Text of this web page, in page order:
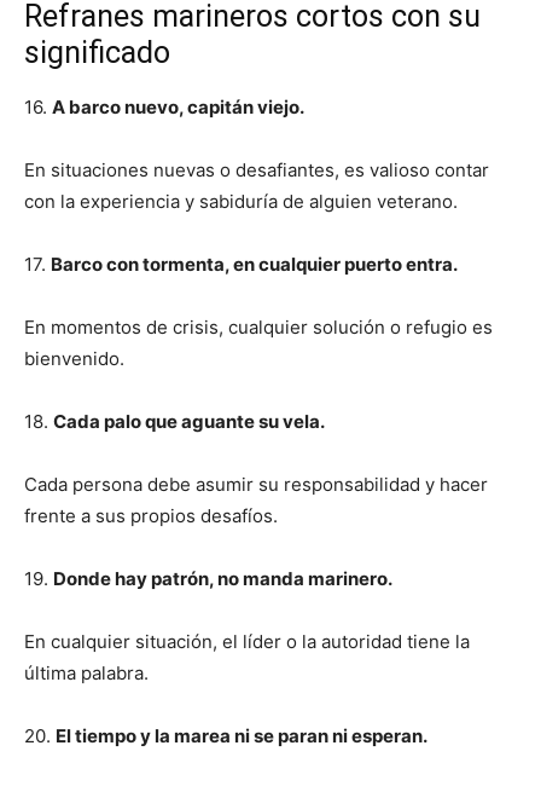
Refranes marineros cortos con su
significado
16. A barco nuevo, capitán viejo.
En situaciones nuevas o desafiantes, es valioso contar
con la experiencia y sabiduría de alguien veterano.
17. Barco con tormenta, en cualquier puerto entra.
En momentos de crisis, cualquier solución o refugio es
bienvenido.
18. Cada palo que aguante su vela.
Cada persona debe asumir su responsabilidad y hacer
frente a sus propios desafíos.
19. Donde hay patrón, no manda marinero.
En cualquier situación, el líder o la autoridad tiene la
última palabra.
20. El tiempo y la marea ni se paran ni esperan.